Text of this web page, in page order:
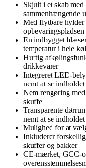
Skjult i et skab med
sammenhængende
Med flytbare
En indbygget
temperatur i hele
Hurtig
drikkevarer
Integreret LED-
nemt at se indholdet
Nem rengøring
skuffe
Transparente
nemt at se indholdet
Mulighed for at
Inkluderer
skuffer og bakker
CE-mærket, GCC-